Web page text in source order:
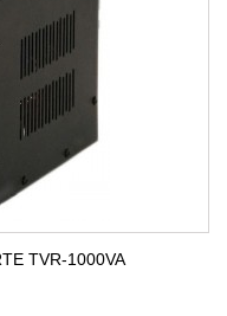
TVR-1000VA